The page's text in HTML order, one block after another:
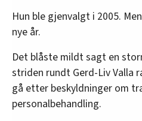
Hun ble gjenvalgt i 2005.
nye år.
Det blåste mildt sagt en
striden rundt Gerd-Liv Valla
gå etter beskyldninger om
personalbehandling.